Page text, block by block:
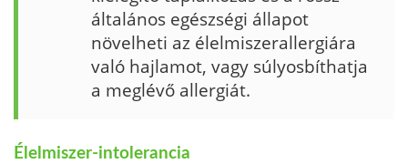
általános egészsé­gi állapot
növelheti az élelmiszeral­lergiára
való hajlamot, vagy súlyosbíthatja
a meglévő allergiát.
Élelmiszer-intolerancia